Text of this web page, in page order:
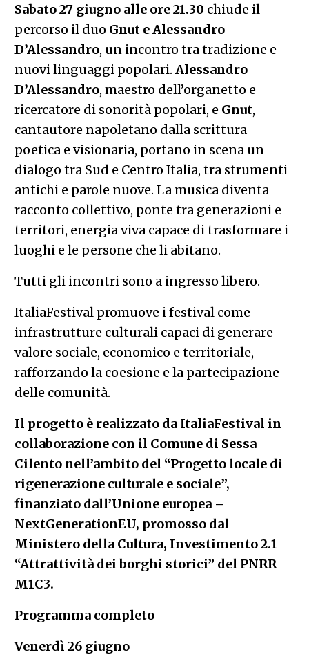
Sabato 27 giugno alle ore 21.30 chiude il
percorso il duo Gnut e Alessandro
D’Alessandro, un incontro tra tradizione e
nuovi linguaggi popolari. Alessandro
D’Alessandro, maestro dell’organetto e
ricercatore di sonorità popolari, e Gnut,
cantautore napoletano dalla scrittura
poetica e visionaria, portano in scena un
dialogo tra Sud e Centro Italia, tra strumenti
antichi e parole nuove. La musica diventa
racconto collettivo, ponte tra generazioni e
territori, energia viva capace di trasformare i
luoghi e le persone che li abitano.
Tutti gli incontri sono a ingresso libero.
ItaliaFestival promuove i festival come
infrastrutture culturali capaci di generare
valore sociale, economico e territoriale,
rafforzando la coesione e la partecipazione
delle comunità.
Il progetto è realizzato da ItaliaFestival in
collaborazione con il Comune di Sessa
Cilento nell’ambito del “Progetto locale di
rigenerazione culturale e sociale”,
finanziato dall’Unione europea –
NextGenerationEU, promosso dal
Ministero della Cultura, Investimento 2.1
“Attrattività dei borghi storici” del PNRR
M1C3.
Programma completo
Venerdì 26 giugno